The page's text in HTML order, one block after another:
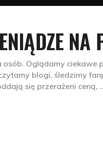
NA
Oglądamy
blogi, śledzimy
się przerażeni ceną,